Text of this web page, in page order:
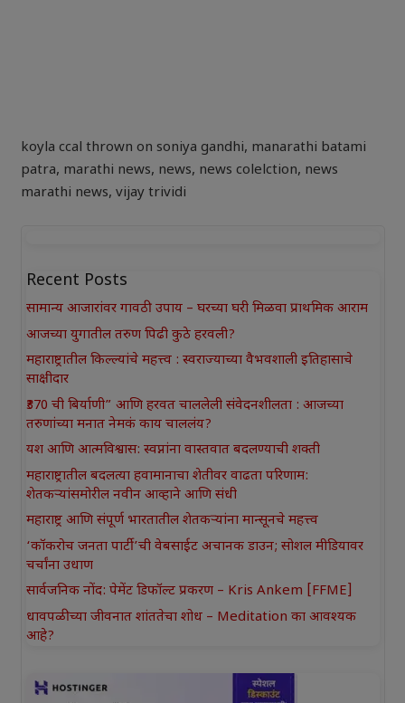
koyla ccal thrown on soniya gandhi, manarathi batami
patra, marathi news, news, news colelction, news
marathi news, vijay trividi
Recent Posts
सामान्य आजारांवर गावठी उपाय – घरच्या घरी मिळवा प्राथमिक आराम
आजच्या युगातील तरुण पिढी कुठे हरवली?
महाराष्ट्रातील किल्ल्यांचे महत्त्व : स्वराज्याच्या वैभवशाली इतिहासाचे
साक्षीदार
₹370 ची बिर्याणी” आणि हरवत चाललेली संवेदनशीलता : आजच्या
तरुणांच्या मनात नेमकं काय चाललंय?
यश आणि आत्मविश्वास: स्वप्नांना वास्तवात बदलण्याची शक्ती
महाराष्ट्रातील बदलत्या हवामानाचा शेतीवर वाढता परिणाम:
शेतकऱ्यांसमोरील नवीन आव्हाने आणि संधी
महाराष्ट्र आणि संपूर्ण भारतातील शेतकऱ्यांना मान्सूनचे महत्त्व
‘कॉकरोच जनता पार्टी’ची वेबसाईट अचानक डाउन; सोशल मीडियावर
चर्चांना उधाण
सार्वजनिक नोंद: पेमेंट डिफॉल्ट प्रकरण – Kris Ankem [FFME]
धावपळीच्या जीवनात शांततेचा शोध – Meditation का आवश्यक
आहे?